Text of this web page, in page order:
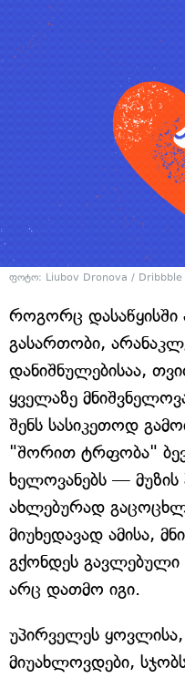
ფოტო: Liubov Dronova / Dribbble
როგორც დასაწყისში
გასართობი,
დანიშნულებისაა,
ყველაზე
შენს სასიკეთოდ
"შორით ტრფობა"
ხელოვანებს — მუზის
ახლებურად
მიუხედავად ამისა,
გქონდეს
არც დათმო იგი.
უპირველეს
მიუახლოვდები,